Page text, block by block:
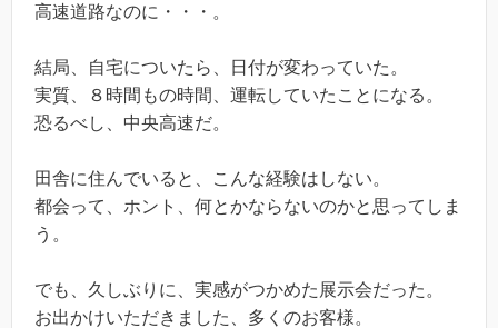
高速道路なのに・・・。
結局、自宅についたら、日付が変わっていた。
実質、８時間もの時間、運転していたことになる。
恐るべし、中央高速だ。
田舎に住んでいると、こんな経験はしない。
都会って、ホント、何とかならないのかと思ってしま
う。
でも、久しぶりに、実感がつかめた展示会だった。
お出かけいただきました、多くのお客様。